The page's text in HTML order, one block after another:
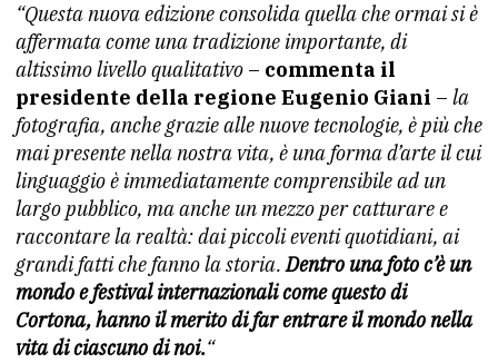
“Questa nuova edizione consolida quella che ormai si è
affermata come una tradizione importante, di
altissimo livello qualitativo – commenta il
presidente della regione Eugenio Giani – la
fotografia, anche grazie alle nuove tecnologie, è più che
mai presente nella nostra vita, è una forma d’arte il cui
linguaggio è immediatamente comprensibile ad un
largo pubblico, ma anche un mezzo per catturare e
raccontare la realtà: dai piccoli eventi quotidiani, ai
grandi fatti che fanno la storia.Dentro una foto c’è un
mondo e festival internazionali come questo di
Cortona, hanno il merito di far entrare il mondo nella
vita di ciascuno di noi.“